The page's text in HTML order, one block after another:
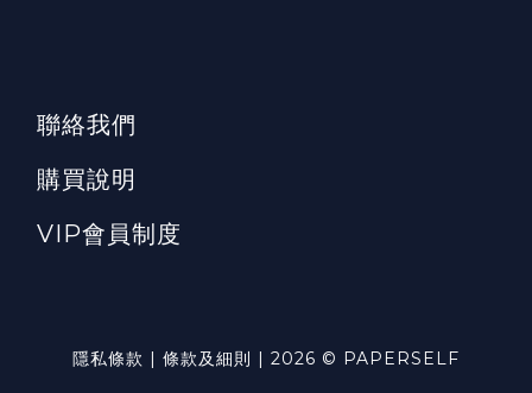
聯絡我們
購買說明
VIP會員制度
隱私條款 | 條款及細則 | 2026 © PAPERSELF